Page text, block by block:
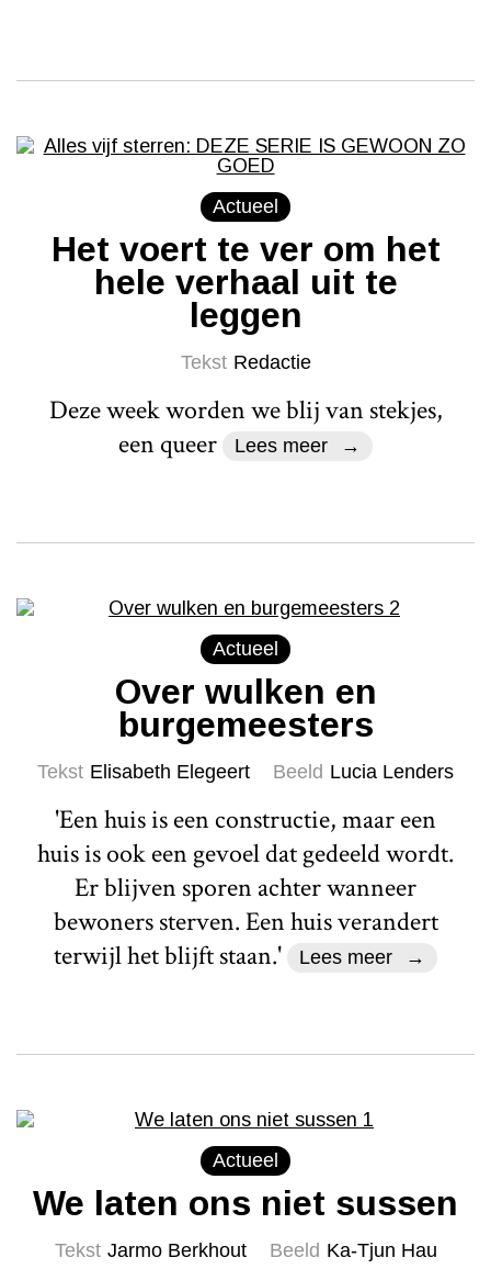
Actueel
Het voert te ver om het
hele verhaal uit te
leggen
Tekst Redactie
Deze week worden we blij van stekjes,
een queer
Lees meer
Actueel
Over wulken en
burgemeesters
Tekst Elisabeth Elegeert Beeld Lucia Lenders
'Een huis is een constructie, maar een
huis is ook een gevoel dat gedeeld wordt.
Er blijven sporen achter wanneer
bewoners sterven. Een huis verandert
terwijl het blijft staan.'
Lees meer
Actueel
We laten ons niet sussen
Tekst Jarmo Berkhout Beeld Ka-Tjun Hau